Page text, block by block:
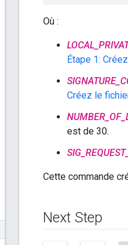
Où :
Étape 1:
Créez le
est de 30.
Cette commande
Next Step